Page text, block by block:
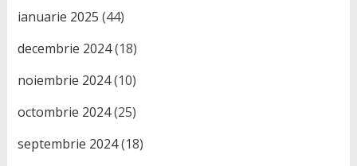
ianuarie 2025 (44)
decembrie 2024(18)
noiembrie 2024(10)
octombrie 2024(25)
septembrie 2024(18)